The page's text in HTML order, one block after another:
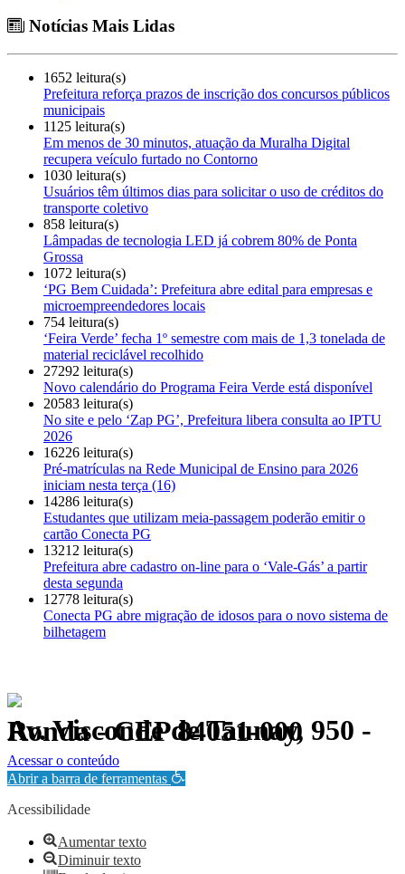
Notícias Mais Lidas
1652 leitura(s)
Prefeitura reforça prazos de inscrição dos concursos públicos
municipais
1125 leitura(s)
Em menos de 30 minutos, atuação da Muralha Digital
recupera veículo furtado no Contorno
1030 leitura(s)
Usuários têm últimos dias para solicitar o uso de créditos do
transporte coletivo
858 leitura(s)
Lâmpadas de tecnologia LED já cobrem 80% de Ponta
Grossa
1072 leitura(s)
‘PG Bem Cuidada’: Prefeitura abre edital para empresas e
microempreendedores locais
754 leitura(s)
‘Feira Verde’ fecha 1º semestre com mais de 1,3 tonelada de
material reciclável recolhido
27292 leitura(s)
Novo calendário do Programa Feira Verde está disponível
20583 leitura(s)
No site e pelo ‘Zap PG’, Prefeitura libera consulta ao IPTU
2026
16226 leitura(s)
Pré-matrículas na Rede Municipal de Ensino para 2026
iniciam nesta terça (16)
14286 leitura(s)
Estudantes que utilizam meia-passagem poderão emitir o
cartão Conecta PG
13212 leitura(s)
Prefeitura abre cadastro on-line para o ‘Vale-Gás’ a partir
desta segunda
12778 leitura(s)
Conecta PG abre migração de idosos para o novo sistema de
bilhetagem
Av. Visconde de Taunay, 950 - Ronda - CEP 84051-000
Política de Privacidade.
Acessar o conteúdo
Abrir a barra de ferramentas
Acessibilidade
Aumentar texto
Diminuir texto